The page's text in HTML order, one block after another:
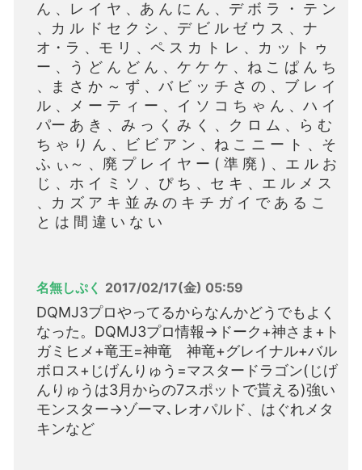
ん 、レ イ ヤ 、あ ん に ん 、デ ボ ラ ・ テ ン
、カ ル ド セ ク シ 、デ ビ ル ゼ ウ ス 、ナ
オ・ラ 、モ リ 、ペ ス カ ト レ 、カ ッ ト ゥ
ー 、う ど ん ど ん 、ケ ケ ケ 、ね こ ぱ ん ち
、ま さ か ～ ず 、バ ビ ッ チ さ の 、ブ レ イ
ル 、メ ー テ ィ ー 、イ ソ コ ち ゃ ん 、ハ イ
パー あ き 、み っ く み く 、ク ロ ム 、ら む
ち ゃ り ん 、ビ ビ ア ン 、ね こ ニ ー ト 、そ
ふ ぃ～ 、廃 プ レ イ ヤ ー ( 準 廃 ) 、エ ル お
じ 、ホ イ ミ ソ 、ぴ ち 、セ キ 、エ ル メ ス
、カ ズ ア キ 並 み の キ チ ガ イ で あ る こ
と は 間 違 い な い
名無しぷく 2017/02/17(金) 05:59
DQMJ3プロやってるからなんかどうでもよく
なった。DQMJ3プロ情報→ドーク+神さま+ト
ガミヒメ+竜王=神竜 神竜+グレイナル+バル
ボロス+じげんりゅう=マスタードラゴン(じげ
んりゅうは3月からの7スポットで貰える)強い
モンスター→ゾーマ､レオパルド、はぐれメタ
キンなど